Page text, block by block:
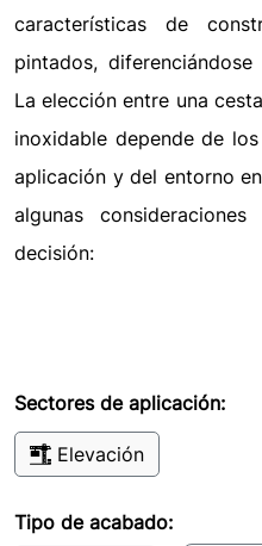
características de
pintados,
La elección entre una
inoxidable depende de
aplicación y del entorno
algunas
decisión:
Sectores de aplicación:
Elevación
Tipo de acabado: